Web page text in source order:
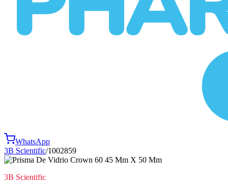
WhatsApp
3B Scientific/1002859
3B Scientific